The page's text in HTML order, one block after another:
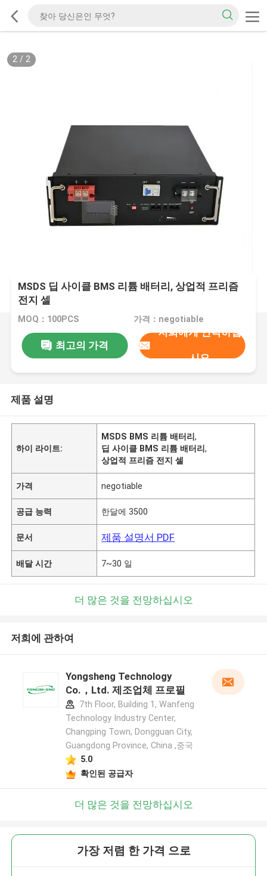
2/ 2
MSDS 딥 사이클 BMS 리튬 배터리, 상업적 프리즘
전지 셀
MOQ：100PCS 가격：negotiable
최고의 가격
저희에게 연락하십
시오
제품 설명
하이 라이트:
MSDS BMS 리튬 배터리,
딥 사이클 BMS 리튬 배터리,
상업적 프리즘 전지 셀
가격 negotiable
공급 능력 한달에 3500
문서 제품 설명서 PDF
배달 시간 7~30 일
더 많은 것을 전망하십시오
저희에 관하여
Yongsheng Technology
Co.，Ltd. 제조업체 프로필
7th Floor, Building 1, Wanfeng
Technology Industry Center,
Changping Town, Dongguan City,
Guangdong Province, China ,중국
5.0
확인된 공급자
더 많은 것을 전망하십시오
가장 저렴 한 가격 으로